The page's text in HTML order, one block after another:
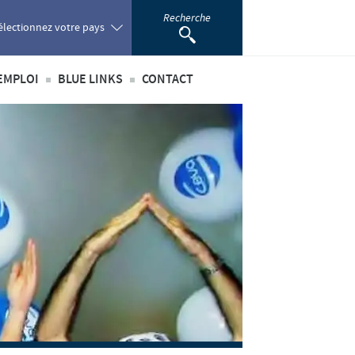
votre pays
Africa
Spain
Recherche
métiers
de recrutement
personnel
étudiant
BLUE LINKS CONTACT